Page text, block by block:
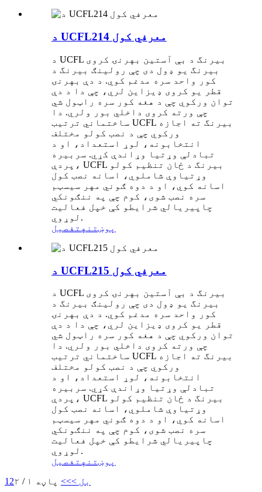
د UCFL214 معرفي کول
د UCFL بیرنگ د بې آستین بهرنۍ کروی
بیرنگ یو ډول دی چې رولینګ بیرنگ د
کور واحد سره مدغم کوي. د دې بهرنۍ
قطر یو کروی ډیزاین لري، چې دا د دې
توان ورکوي چې د هغه کور سره راټول شي
چې ورته کروی داخلي بور ولري. دا
ساختماني ترتیب UCFL بیرنگ ته اجازه
ورکوي چې د نصب کولو مختلف
انتخابونه، لوړ استعداد، او د
تبادلې وړتیا وړاندې کړي. سربیره
پردې، UCFL بیرنگ د ځان تنظیم کولو
وړتیاوې شاملوي، اسانه نصب کول
اسانه کوي، او د دوه ګوني مهر سیسټم
سره نصب شوی، کوم چې په ننګونکي
چاپیریالي شرایطو کې خپل فعالیت
لوړوي.
پوښتنه تفصیل
د UCFL215 معرفي کول
د UCFL بیرنگ د بې آستین بهرنۍ کروی
بیرنگ یو ډول دی چې رولینګ بیرنگ د
کور واحد سره مدغم کوي. د دې بهرنۍ
قطر یو کروی ډیزاین لري، چې دا د دې
توان ورکوي چې د هغه کور سره راټول شي
چې ورته کروی داخلي بور ولري. دا
ساختماني ترتیب UCFL بیرنگ ته اجازه
ورکوي چې د نصب کولو مختلف
انتخابونه، لوړ استعداد، او د
تبادلې وړتیا وړاندې کړي. سربیره
پردې، UCFL بیرنگ د ځان تنظیم کولو
وړتیاوې شاملوي، اسانه نصب کول
اسانه کوي، او د دوه ګوني مهر سیسټم
سره نصب شوی، کوم چې په ننګونکي
چاپیریالي شرایطو کې خپل فعالیت
لوړوي.
پوښتنه تفصیل
1 2 بل >>> پاڼه ۱ / ۲